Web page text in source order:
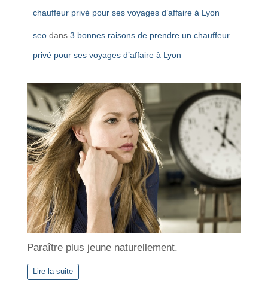
chauffeur privé pour ses voyages d’affaire à Lyon
seo dans 3 bonnes raisons de prendre un chauffeur
privé pour ses voyages d’affaire à Lyon
Paraître plus jeune naturellement.
Lire la suite